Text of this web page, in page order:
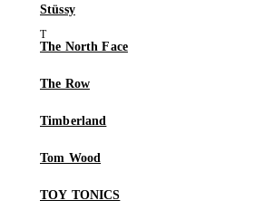
Stüssy
The North Face
The Row
Timberland
Tom Wood
TOY TONICS